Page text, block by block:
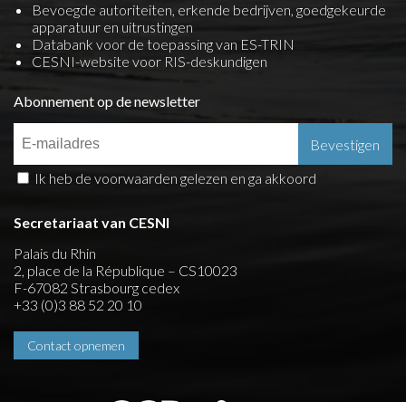
Bevoegde autoriteiten, erkende bedrijven, goedgekeurde
apparatuur en uitrustingen
Databank voor de toepassing van ES-TRIN
CESNI-website voor RIS-deskundigen
Abonnement op de newsletter
Ik heb de voorwaarden gelezen en ga akkoord
Secretariaat van CESNI
Palais du Rhin
2, place de la République – CS10023
F-67082 Strasbourg cedex
+33 (0)3 88 52 20 10
Contact opnemen